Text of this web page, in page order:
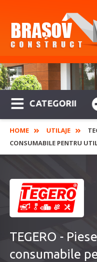
CATEGORII
HOME UTILAJE
CONSUMABILE PENTRU
TEGERO -
consumabile